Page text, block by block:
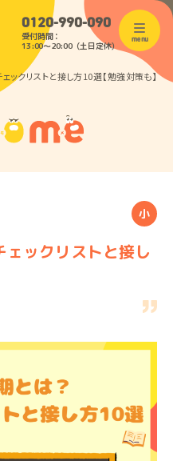
0120-990-090
受付時間：
13:00〜20:00（土日定休）
menu
ックリストと接し方10選【勉強対策も】
小
ックリストと接し